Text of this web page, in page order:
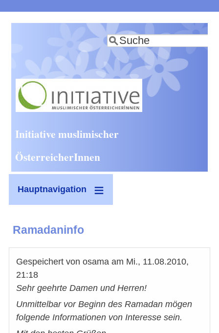
zum
Inhalt
Suche
Initiative muslimischer
ÖsterreicherInnen
Hauptnavigation
Ramadaninfo
Gespeichert von osama am Mi., 11.08.2010,
21:18
Sehr geehrte Damen und Herren!
Unmittelbar vor Beginn des Ramadan mögen
folgende Informationen von Interesse sein.